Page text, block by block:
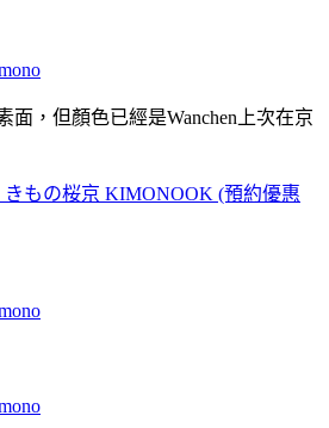
面，但顏色已經是Wanchen上次在京
もの桜京 KIMONOOK (預約優惠